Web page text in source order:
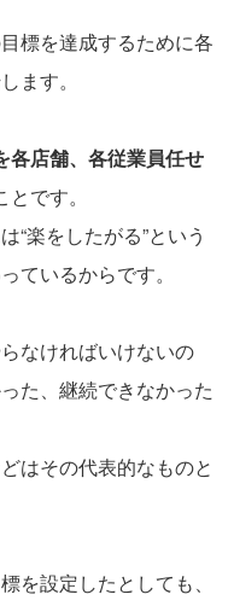
標を達成するために各
ます。
各店舗、各従業員任せ
です。
“楽をしたがる”という
ているからです。
なければいけないの
た、継続できなかった
はその代表的なものと
を設定したとしても、